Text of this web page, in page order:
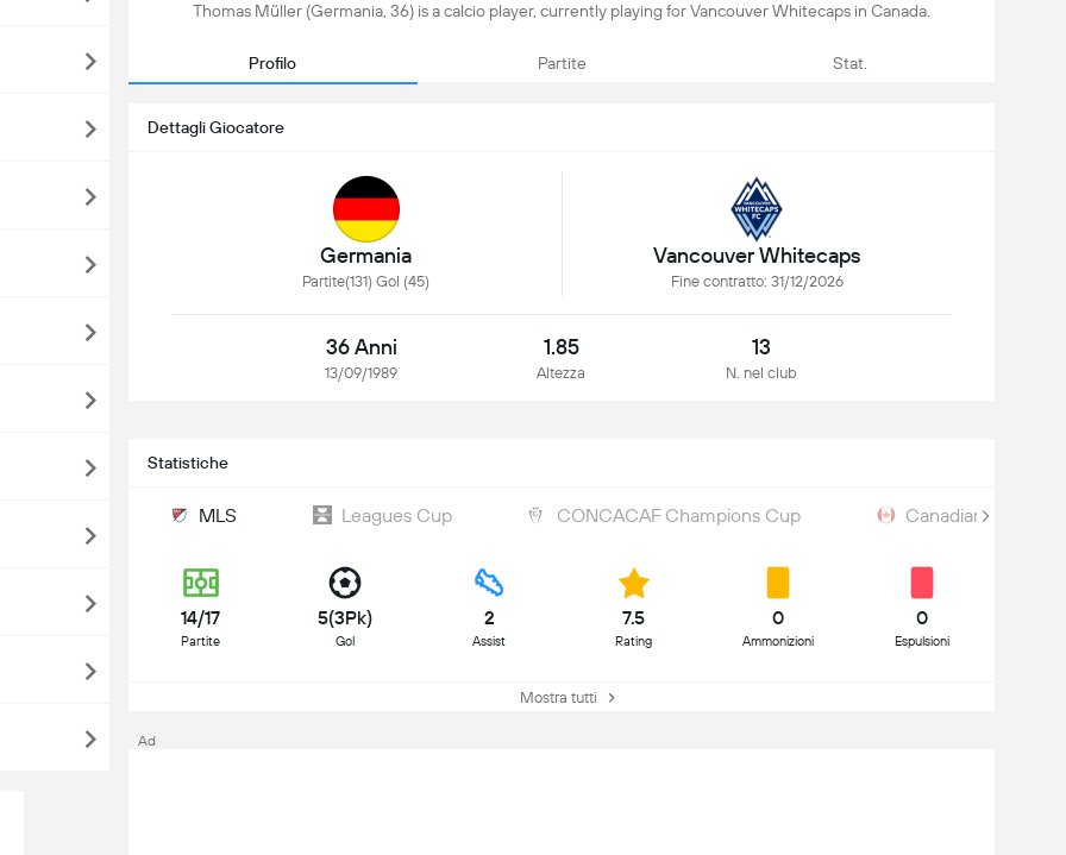
Thomas Müller (Germania, 36) is a calcio player, currently playing for Vancouver Whitecaps in Canada.
Profilo Partite Stat.
Dettagli Giocatore
Germania
Partite(131) Gol (45)
Vancouver Whitecaps
Fine contratto: 31/12/2026
36 Anni
13/09/1989
1.85
Altezza
13
N. nel club
Statistiche
MLS Leagues Cup CONCACAF Champions Cup Canadian
14/17
Partite
5(3Pk)
Gol
2
Assist
7.5
Rating
0
Ammonizioni
0
Espulsioni
Mostra tutti
Ad